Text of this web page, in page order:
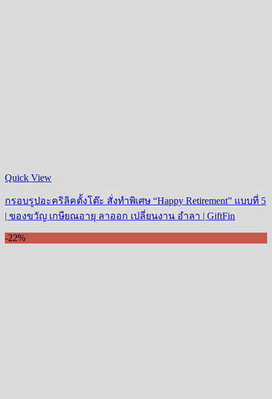
Quick View
กรอบรูปอะคริลิคตั้งโต๊ะ สั่งทำพิเศษ “Happy Retirement” แบบที่ 5
| ของขวัญ เกษียณอายุ ลาออก เปลี่ยนงาน อำลา | GiftFin
-22%